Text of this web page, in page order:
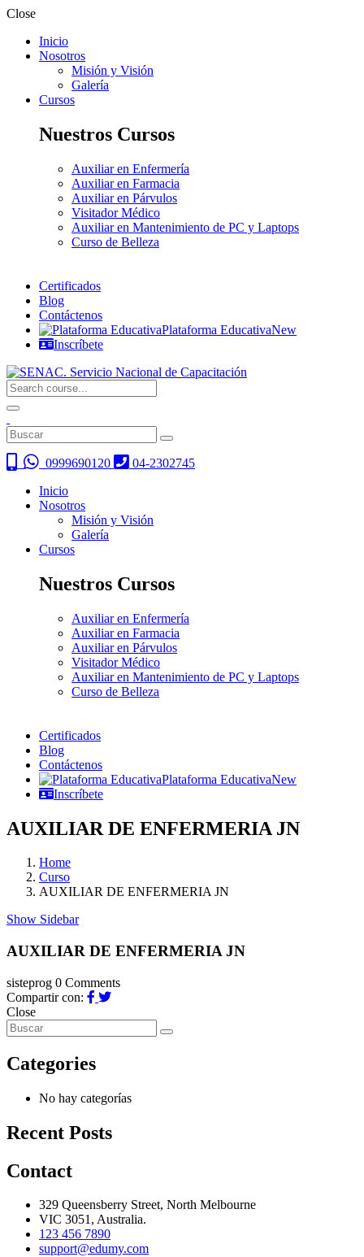
Close
Inicio
Nosotros
Misión y Visión
Galería
Cursos
Nuestros Cursos
Auxiliar en Enfermería
Auxiliar en Farmacia
Auxiliar en Párvulos
Visitador Médico
Auxiliar en Mantenimiento de PC y Laptops
Curso de Belleza
Certificados
Blog
Contáctenos
Plataforma EducativaNew
Inscríbete
0999690120
04-2302745
Inicio
Nosotros
Misión y Visión
Galería
Cursos
Nuestros Cursos
Auxiliar en Enfermería
Auxiliar en Farmacia
Auxiliar en Párvulos
Visitador Médico
Auxiliar en Mantenimiento de PC y Laptops
Curso de Belleza
Certificados
Blog
Contáctenos
Plataforma EducativaNew
Inscríbete
AUXILIAR DE ENFERMERIA JN
Home
Curso
AUXILIAR DE ENFERMERIA JN
Show Sidebar
AUXILIAR DE ENFERMERIA JN
sisteprog 0 Comments
Compartir con:
Close
Categories
No hay categorías
Recent Posts
Contact
329 Queensberry Street, North Melbourne
VIC 3051, Australia.
123 456 7890
support@edumy.com